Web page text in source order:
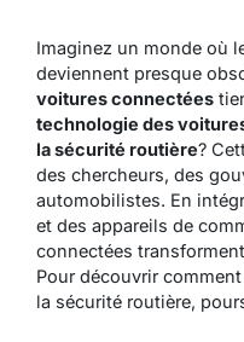
Imaginez un monde où
deviennent presque
voitures connectées
technologie des
la sécurité routière?
des chercheurs, des
automobilistes. En
et des appareils de
connectées
Pour découvrir
la sécurité routière,